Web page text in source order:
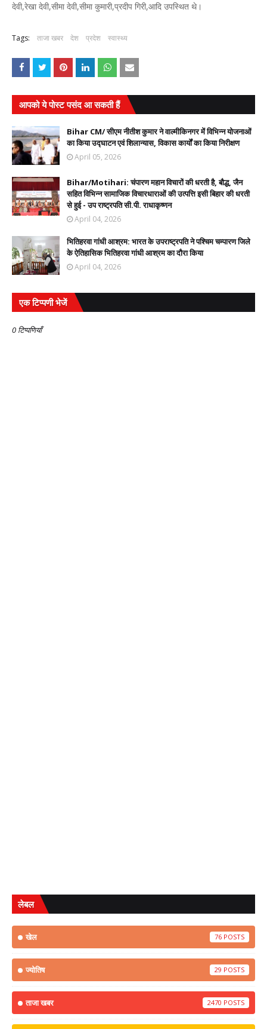
देवी,रेखा देवी,सीमा देवी,सीमा कुमारी,प्रदीप गिरी,आदि उपस्थित थे।
Tags: ताजा खबर देश प्रदेश स्वास्थ्य
आपको ये पोस्ट पसंद आ सकती हैं
Bihar CM/ सीएम नीतीश कुमार ने वाल्मीकिनगर में विभिन्न योजनाओं
का किया उद्घाटन एवं शिलान्यास, विकास कार्यों का किया निरीक्षण
April 05, 2026
Bihar/Motihari: चंपारण महान विचारों की धरती है, बौद्ध, जैन
सहित विभिन्न सामाजिक विचारधाराओं की उत्पत्ति इसी बिहार की धरती
से हुई - उप राष्ट्रपति सी.पी. राधाकृष्णन
April 04, 2026
भितिहरवा गांधी आश्रम: भारत के उपराष्ट्रपति ने पश्चिम चम्पारण जिले
के ऐतिहासिक भितिहरवा गांधी आश्रम का दौरा किया
April 04, 2026
एक टिप्पणी भेजें
0 टिप्पणियाँ
लेबल
खेल 76
ज्योतिष 29
ताजा खबर 2470